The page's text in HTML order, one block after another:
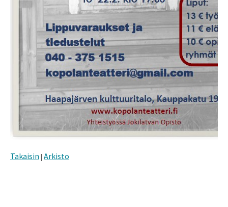
Takaisin | Arkisto